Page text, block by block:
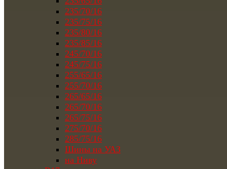
235/70/16
235/75/16
235/80/16
235/85/16
245/70/16
245/75/16
255/65/16
255/70/16
265/65/16
265/70/16
265/75/16
275/70/16
285/75/16
Шины на УАЗ
на Ниву